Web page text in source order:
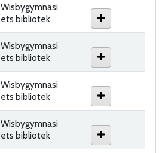
Wisbygymnasi
ets bibliotek
Wisbygymnasi
ets bibliotek
Wisbygymnasi
ets bibliotek
Wisbygymnasi
ets bibliotek